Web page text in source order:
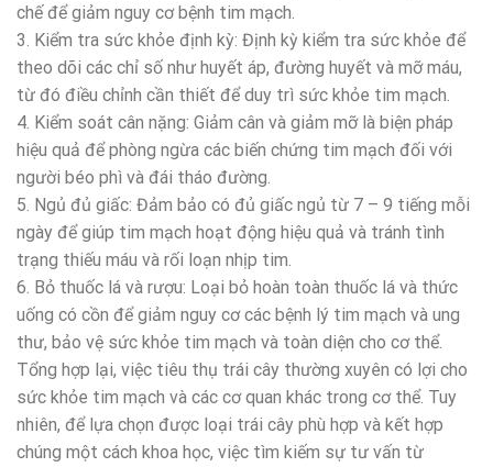
chế để giảm nguy cơ bệnh tim mạch.
3. Kiểm tra sức khỏe định kỳ: Định kỳ kiểm tra sức khỏe để
theo dõi các chỉ số như huyết áp, đường huyết và mỡ máu,
từ đó điều chỉnh cần thiết để duy trì sức khỏe tim mạch.
4. Kiểm soát cân nặng: Giảm cân và giảm mỡ là biện pháp
hiệu quả để phòng ngừa các biến chứng tim mạch đối với
người béo phì và đái tháo đường.
5. Ngủ đủ giấc: Đảm bảo có đủ giấc ngủ từ 7 – 9 tiếng mỗi
ngày để giúp tim mạch hoạt động hiệu quả và tránh tình
trạng thiếu máu và rối loạn nhịp tim.
6. Bỏ thuốc lá và rượu: Loại bỏ hoàn toàn thuốc lá và thức
uống có cồn để giảm nguy cơ các bệnh lý tim mạch và ung
thư, bảo vệ sức khỏe tim mạch và toàn diện cho cơ thể.
Tổng hợp lại, việc tiêu thụ trái cây thường xuyên có lợi cho
sức khỏe tim mạch và các cơ quan khác trong cơ thể. Tuy
nhiên, để lựa chọn được loại trái cây phù hợp và kết hợp
chúng một cách khoa học, việc tìm kiếm sự tư vấn từ